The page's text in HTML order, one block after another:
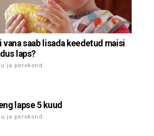
vana saab lisada keedetud maisi
laps?
ja perekond
lapse 5 kuud
ja perekond